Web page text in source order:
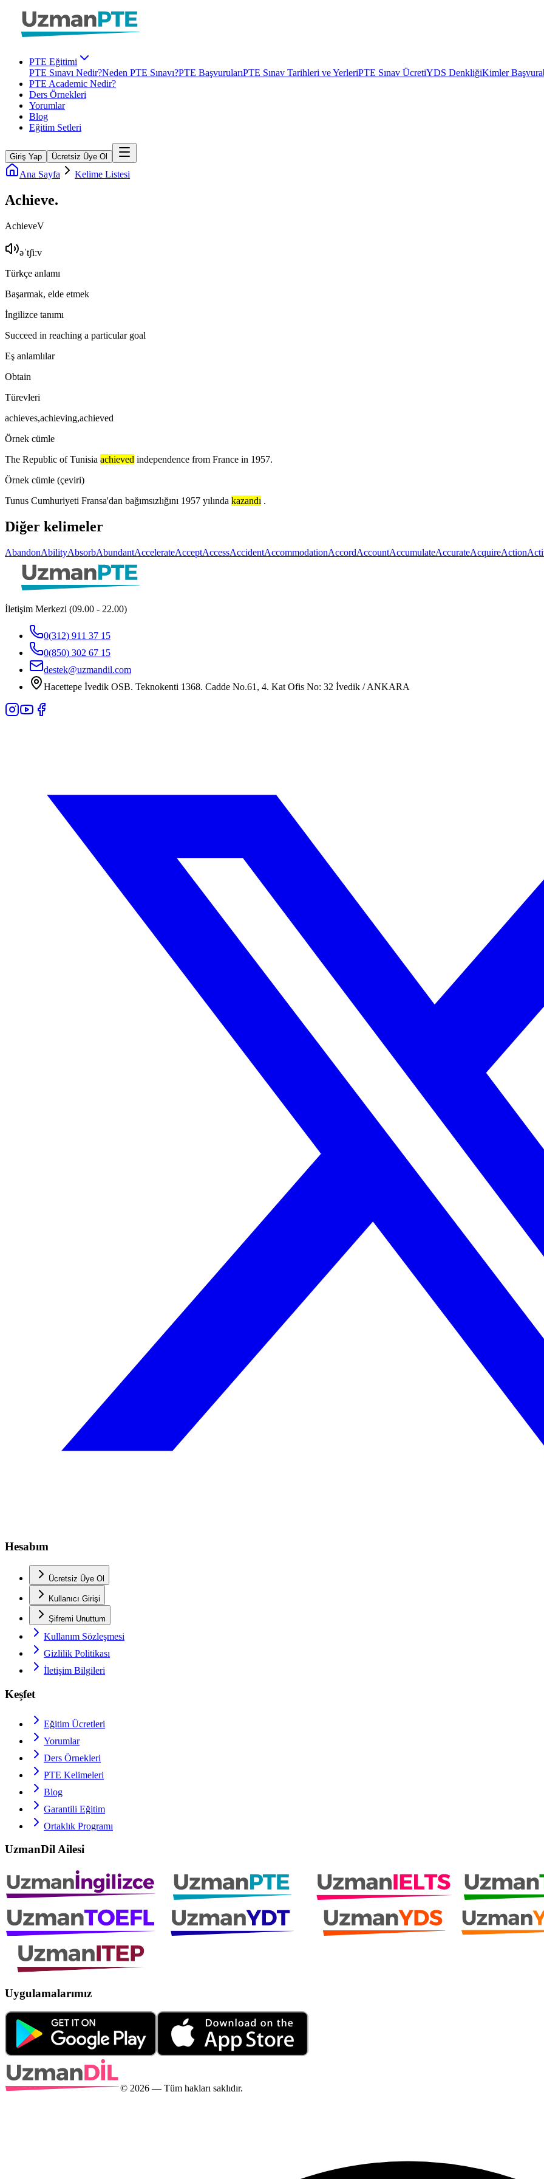
PTE Eğitimi
PTE Sınavı Nedir?Neden PTE Sınavı?PTE BaşvurularıPTE Sınav Tarihleri ve YerleriPTE Sınav ÜcretiYDS DenkliğiKimler
PTE Academic Nedir?
Ders Örnekleri
Yorumlar
Blog
Eğitim Setleri
Giriş Yap Ücretsiz Üye Ol
Ana Sayfa Kelime Listesi
Achieve.
AchieveV
əˈtʃiːv
Türkçe anlamı
Başarmak, elde etmek
İngilizce tanımı
Succeed in reaching a particular goal
Eş anlamlılar
Obtain
Türevleri
achieves,achieving,achieved
Örnek cümle
The Republic of Tunisia achieved independence from France in 1957.
Örnek cümle (çeviri)
Tunus Cumhuriyeti Fransa'dan bağımsızlığını 1957 yılında kazandı .
Diğer kelimeler
AbandonAbilityAbsorbAbundantAccelerateAcceptAccessAccidentAccommodationAccordAccountAccumulateAccurateAcquireAction
İletişim Merkezi (09.00 - 22.00)
0(312) 911 37 15
0(850) 302 67 15
destek@uzmandil.com
Hacettepe İvedik OSB. Teknokenti 1368. Cadde No.61, 4. Kat Ofis No: 32 İvedik / ANKARA
Hesabım
Ücretsiz Üye Ol
Kullanıcı Girişi
Şifremi Unuttum
Kullanım Sözleşmesi
Gizlilik Politikası
İletişim Bilgileri
Keşfet
Eğitim Ücretleri
Yorumlar
Ders Örnekleri
PTE Kelimeleri
Blog
Garantili Eğitim
Ortaklık Programı
UzmanDil Ailesi
Uygulamalarımız
© 2026 — Tüm hakları saklıdır.